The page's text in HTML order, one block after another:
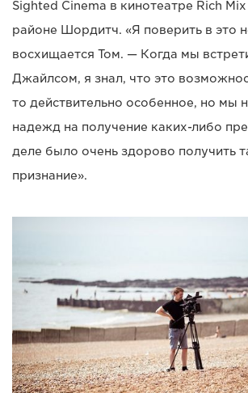
Sighted Cinema в кинотеатре Rich
районе Шордитч. «Я поверить в это
восхищается Том. — Когда мы
Джайлсом, я знал, что это
то действительно особенное, но мы
надежд на получение каких-либо
деле было очень здорово получить
признание».